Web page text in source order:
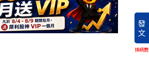
發
文
換稿費